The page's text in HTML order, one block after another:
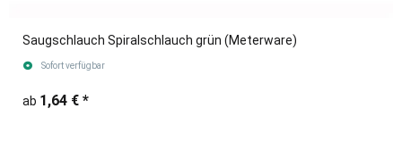
Saugschlauch Spiralschlauch grün (Meterware)
Sofort verfügbar
ab 1,64 € *